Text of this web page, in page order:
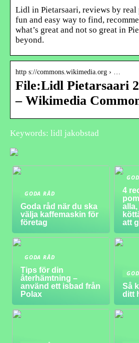
Lidl in Pietarsaari, reviews by real
fun and easy way to find,
what’s great and not so great in
beyond.
http s://commons.wikimedia.org › …
File:Lidl Pietarsaari
– Wikimedia
Keywords: lidl jakobstad
GODA RÅD
Goda råd när du ska
välja kaffemaskin för
företag
4
alla,
att
GODA RÅD
Tips för din
återhämtning –
använd ett isbad från
Polax
Så
ditt